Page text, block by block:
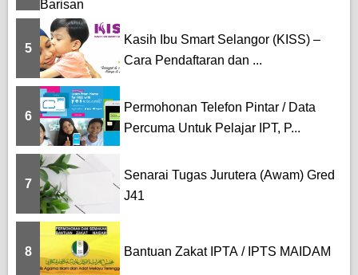
5
Kasih Ibu Smart Selangor (KISS) –
Cara Pendaftaran dan ...
6
Permohonan Telefon Pintar / Data
Percuma Untuk Pelajar IPT, P...
7
Senarai Tugas Jurutera (Awam) Gred
J41
8 Bantuan Zakat IPTA / IPTS MAIDAM